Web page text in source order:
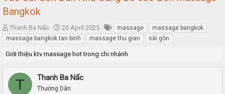
Bangkok
T
h
r
e
s
t
Thanh Ba Nấc
S
t
a
r
a
t
20 April 2025 massage
massage bangkok
massage bangkok tan binh
massage thu gian sài gòn
Giới thiệu ktv massage hot trong chi nhánh
T Thanh Ba Nấc
Thường Dân